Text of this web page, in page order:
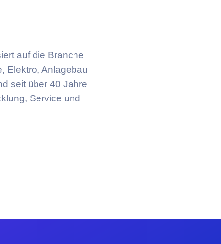
auf die Branche
Elektro, Anlagebau
seit über 40 Jahre
Service und